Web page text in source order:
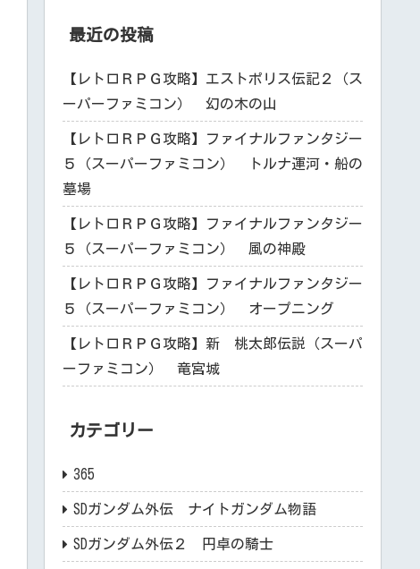
最近の投稿
【レトロＲＰＧ攻略】エストポリス伝記２（ス
ーパーファミコン） 幻の木の山
【レトロＲＰＧ攻略】ファイナルファンタジー
５（スーパーファミコン） トルナ運河・船の
墓場
【レトロＲＰＧ攻略】ファイナルファンタジー
５（スーパーファミコン） 風の神殿
【レトロＲＰＧ攻略】ファイナルファンタジー
５（スーパーファミコン） オープニング
【レトロＲＰＧ攻略】新 桃太郎伝説（スーパ
ーファミコン） 竜宮城
カテゴリー
365
SDガンダム外伝 ナイトガンダム物語
SDガンダム外伝２ 円卓の騎士